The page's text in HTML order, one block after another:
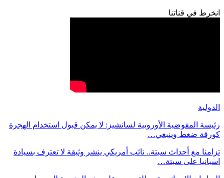
انخرط في قناتنا
الدولية
رئيسة المفوضية الأوروبية لسانشيز: لا يمكن قبول استخدام الهجرة
كورقة ضغط وينبغي…
تزامنا مع أحداث سبتة.. نائب أمريكي ينشر وثيقة لا تعترف بسيادة
اسبانيا على سبتة…